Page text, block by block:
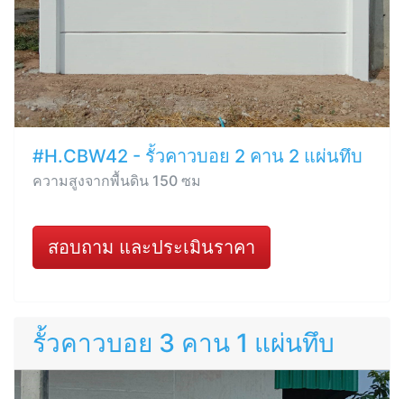
#H.CBW42 - รั้วคาวบอย 2 คาน 2 แผ่นทึบ
ความสูงจากพื้นดิน 150 ซม
สอบถาม และประเมินราคา
รั้วคาวบอย 3 คาน 1 แผ่นทึบ